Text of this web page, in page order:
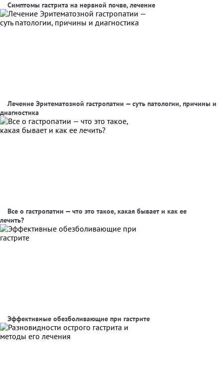
Симптомы гастрита на нервной почве, лечение
Лечение Эритематозной гастропатии — суть патологии, причины и
диагностика
Все о гастропатии — что это такое, какая бывает и как ее
лечить?
Эффективные обезболивающие при гастрите